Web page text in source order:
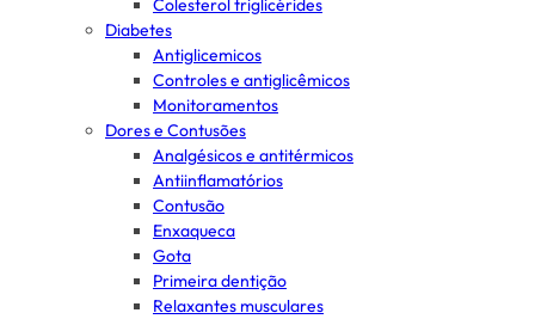
Colesterol triglicérides
Diabetes
Antiglicemicos
Controles e antiglicêmicos
Monitoramentos
Dores e Contusões
Analgésicos e antitérmicos
Antiinflamatórios
Contusão
Enxaqueca
Gota
Primeira dentição
Relaxantes musculares